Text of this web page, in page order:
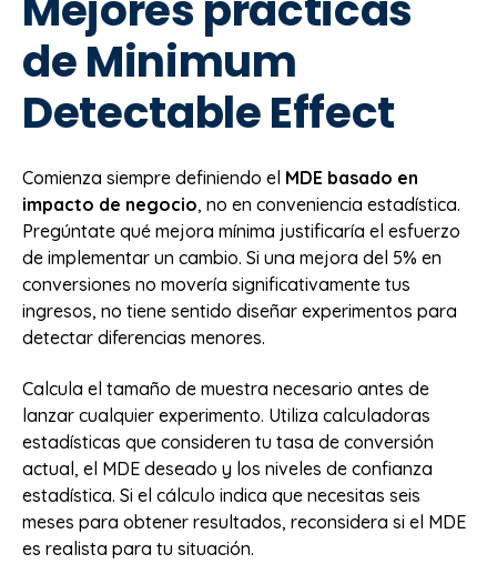
de Minimum
Detectable Effect
Comienza siempre definiendo el MDE basado en
impacto de negocio, no en conveniencia estadística.
Pregúntate qué mejora mínima justificaría el esfuerzo
de implementar un cambio. Si una mejora del 5% en
conversiones no movería significativamente tus
ingresos, no tiene sentido diseñar experimentos para
detectar diferencias menores.
Calcula el tamaño de muestra necesario antes de
lanzar cualquier experimento. Utiliza calculadoras
estadísticas que consideren tu tasa de conversión
actual, el MDE deseado y los niveles de confianza
estadística. Si el cálculo indica que necesitas seis
meses para obtener resultados, reconsidera si el MDE
es realista para tu situación.